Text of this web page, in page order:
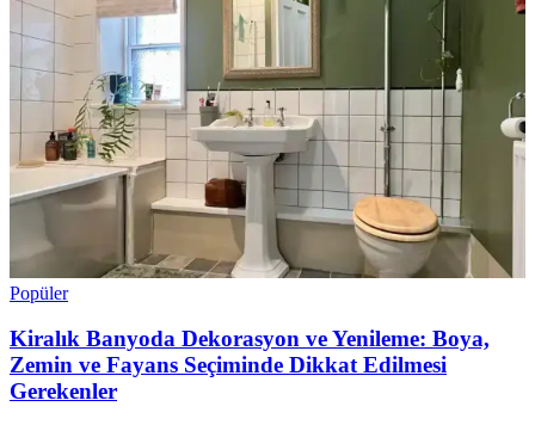
Popüler
Kiralık Banyoda Dekorasyon ve Yenileme: Boya,
Zemin ve Fayans Seçiminde Dikkat Edilmesi
Gerekenler